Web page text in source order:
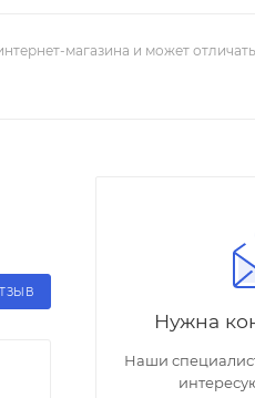
магазина и может
Нужна
Наши